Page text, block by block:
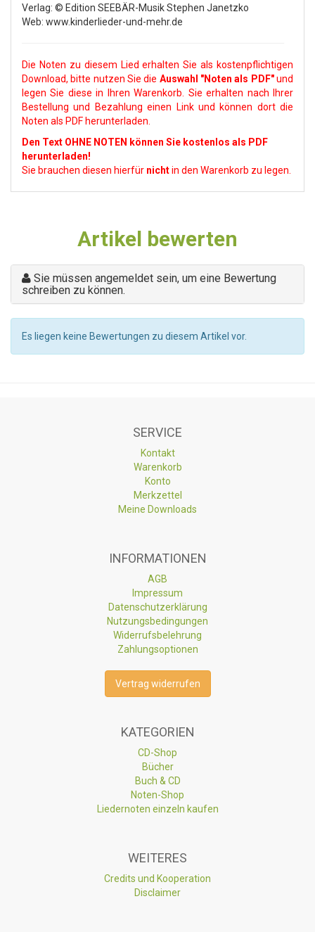
Verlag: © Edition SEEBÄR-Musik Stephen Janetzko
Web: www.kinderlieder-und-mehr.de
Die Noten zu diesem Lied erhalten Sie als kostenpflichtigen
Download, bitte nutzen Sie die Auswahl "Noten als PDF"und
legen Sie diese in Ihren Warenkorb. Sie erhalten nach Ihrer
Bestellung und Bezahlung einen Link und können dort die
Noten als PDF herunterladen.
Den Text OHNE NOTEN können Sie kostenlos als PDF
herunterladen!
Sie brauchen diesen hierfür nichtin den Warenkorb zu legen.
Artikel bewerten
Sie müssen angemeldet sein, um eine Bewertung
schreiben zu können.
Es liegen keine Bewertungen zu diesem Artikel vor.
SERVICE
Kontakt
Warenkorb
Konto
Merkzettel
Meine Downloads
INFORMATIONEN
AGB
Impressum
Datenschutzerklärung
Nutzungsbedingungen
Widerrufsbelehrung
Zahlungsoptionen
Vertrag widerrufen
KATEGORIEN
CD-Shop
Bücher
Buch & CD
Noten-Shop
Liedernoten einzeln kaufen
WEITERES
Credits und Kooperation
Disclaimer